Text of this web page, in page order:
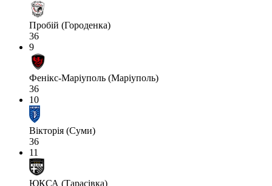
Пробій (Городенка)
36
9
Фенікс-Маріуполь (Маріуполь)
36
10
Вікторія (Суми)
36
11
ЮКСА (Тарасівка)